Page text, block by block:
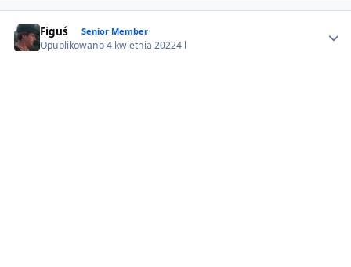
Figuś Senior Member
Opublikowano4 kwietnia 20224 l